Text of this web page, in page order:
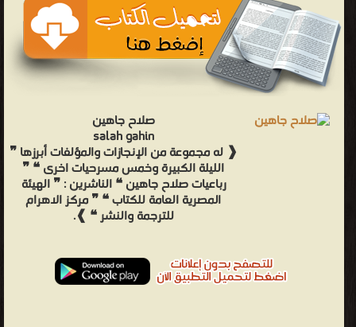
صلاح جاهين
salah gahin
❰ له مجموعة من الإنجازات والمؤلفات أبرزها ❞
الليلة الكبيرة وخمس مسرحيات اخرى ❝ ❞
رباعيات صلاح جاهين ❝ الناشرين : ❞ الهيئة
المصرية العامة للكتاب ❝ ❞ مركز الاهرام
للترجمة والنشر ❝ ❱.